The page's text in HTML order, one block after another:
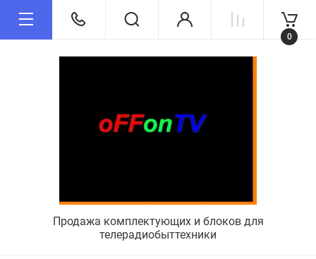
Продажа комплектующих и блоков для
телерадиобыттехники
0